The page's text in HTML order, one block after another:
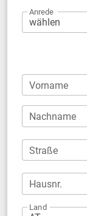
Anrede
Vorname
Nachname
Straße
Hausnr.
Land